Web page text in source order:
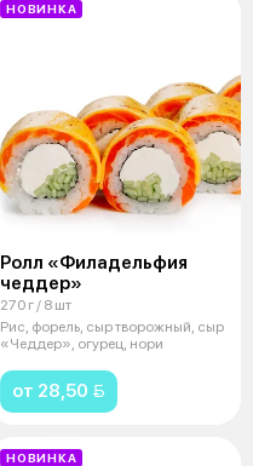
НОВИНКА
Ролл «Филадельфия
чеддер»
270 г / 8 шт
Рис, форель, сыр творожный, сыр
«Чеддер», огурец, нори
от 28,50 
НОВИНКА